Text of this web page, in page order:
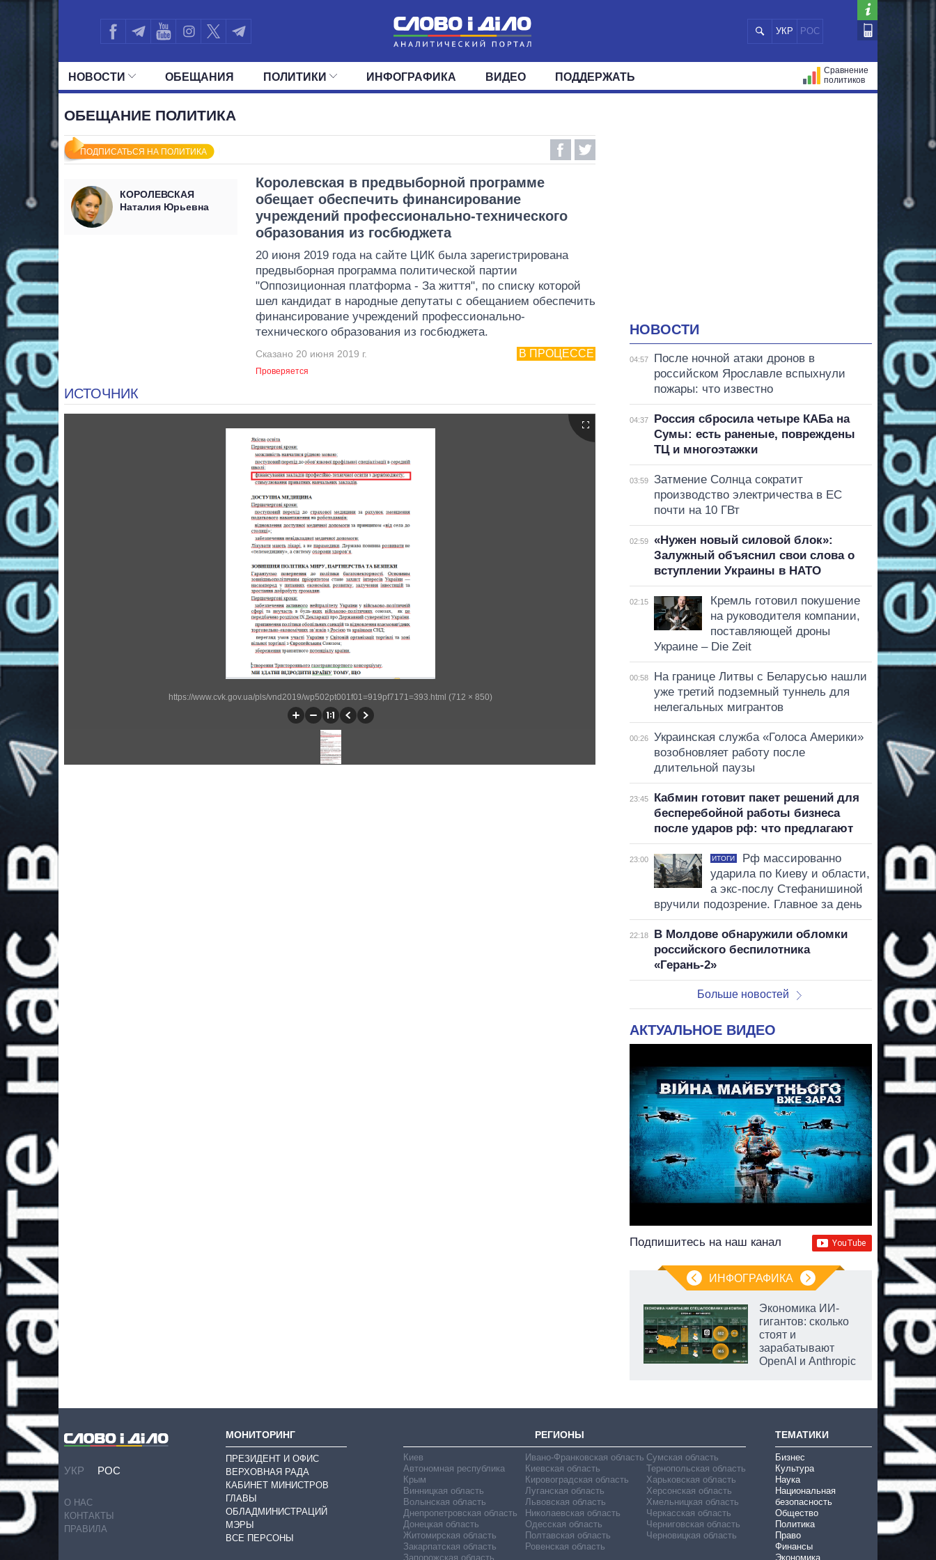
УКР РОС
НОВОСТИ
МИР
ОБЕЩАНИЯ ПОЛИТИКИ
ОКРУГА
ИНФОГРАФИКА ВИДЕО ПОДДЕРЖАТЬ
Сравнение
политиков
ОБЕЩАНИЕ ПОЛИТИКА
ПОДПИСАТЬСЯ НА ПОЛИТИКА
КОРОЛЕВСКАЯ
Наталия Юрьевна
Королевская в предвыборной программе
обещает обеспечить финансирование
учреждений профессионально-технического
образования из госбюджета
20 июня 2019 года на сайте ЦИК была зарегистрирована
предвыборная программа политической партии
"Оппозиционная платформа - За життя", по списку которой
шел кандидат в народные депутаты с обещанием обеспечить
финансирование учреждений профессионально-
технического образования из госбюджета.
В ПРОЦЕССЕ
Сказано 20 июня 2019 г.
Проверяется
ИСТОЧНИК
https://www.cvk.gov.ua/pls/vnd2019/wp502pt001f01=919pf7171=393.html (712 × 850)
НОВОСТИ
04:57
После ночной атаки дронов в
российском Ярославле вспыхнули
пожары: что известно
04:37
Россия сбросила четыре КАБа на
Сумы: есть раненые, повреждены
ТЦ и многоэтажки
03:59
Затмение Солнца сократит
производство электричества в ЕС
почти на 10 ГВт
02:59
«Нужен новый силовой блок»:
Залужный объяснил свои слова о
вступлении Украины в НАТО
02:15
Кремль готовил покушение
на руководителя компании,
поставляющей дроны
Украине – Die Zeit
00:58
На границе Литвы с Беларусью нашли
уже третий подземный туннель для
нелегальных мигрантов
00:26
Украинская служба «Голоса Америки»
возобновляет работу после
длительной паузы
23:45
Кабмин готовит пакет решений для
бесперебойной работы бизнеса
после ударов рф: что предлагают
23:00 ИТОГИ
Рф массированно
ударила по Киеву и области,
а экс-послу Стефанишиной
вручили подозрение. Главное за день
22:18
В Молдове обнаружили обломки
российского беспилотника
«Герань-2»
Больше новостей
АКТУАЛЬНОЕ ВИДЕО
Подпишитесь на наш канал
ИНФОГРАФИКА
Экономика ИИ-
гигантов: сколько
стоят и
зарабатывают
OpenAI и Anthropic
УКР РОС
О НАС
КОНТАКТЫ
ПРАВИЛА
МОНИТОРИНГ
ПРЕЗИДЕНТ И ОФИС
ВЕРХОВНАЯ РАДА
КАБИНЕТ МИНИСТРОВ
ГЛАВЫ
ОБЛАДМИНИСТРАЦИЙ
МЭРЫ
ВСЕ ПЕРСОНЫ
РЕГИОНЫ
Киев
Автономная республика
Крым
Винницкая область
Волынская область
Днепропетровская область
Донецкая область
Житомирская область
Закарпатская область
Запорожская область
Ивано-Франковская область
Киевская область
Кировоградская область
Луганская область
Львовская область
Николаевская область
Одесская область
Полтавская область
Ровенская область
Сумская область
Тернопольская область
Харьковская область
Херсонская область
Хмельницкая область
Черкасская область
Черниговская область
Черновицкая область
ТЕМАТИКИ
Бизнес
Культура
Наука
Национальная
безопасность
Общество
Политика
Право
Финансы
Экономика